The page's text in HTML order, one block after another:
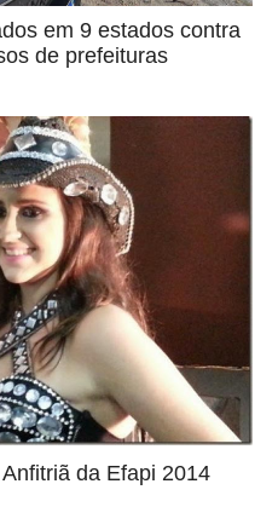
em 9 estados contra
de prefeituras
da Efapi 2014